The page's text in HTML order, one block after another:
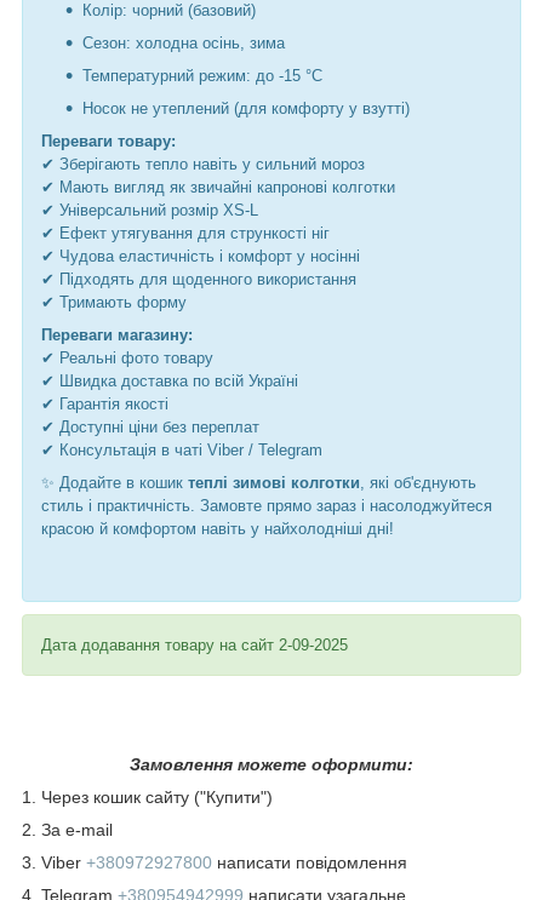
Колір: чорний (базовий)
Сезон: холодна осінь, зима
Температурний режим: до -15 °C
Носок не утеплений (для комфорту у взутті)
Переваги товару:
✔ Зберігають тепло навіть у сильний мороз
✔ Мають вигляд як звичайні капронові колготки
✔ Універсальний розмір XS-L
✔ Ефект утягування для стрункості ніг
✔ Чудова еластичність і комфорт у носінні
✔ Підходять для щоденного використання
✔ Тримають форму
Переваги магазину:
✔ Реальні фото товару
✔ Швидка доставка по всій Україні
✔ Гарантія якості
✔ Доступні ціни без переплат
✔ Консультація в чаті Viber / Telegram
✨ Додайте в кошик теплі зимові колготки, які об'єднують
стиль і практичність. Замовте прямо зараз і насолоджуйтеся
красою й комфортом навіть у найхолодніші дні!
Дата додавання товару на сайт 2-09-2025
Замовлення можете оформити:
1. Через кошик сайту ("Купити")
2. За e-mail
3. Viber +380972927800 написати повідомлення
4. Telegram +380954942999 написати узагальне